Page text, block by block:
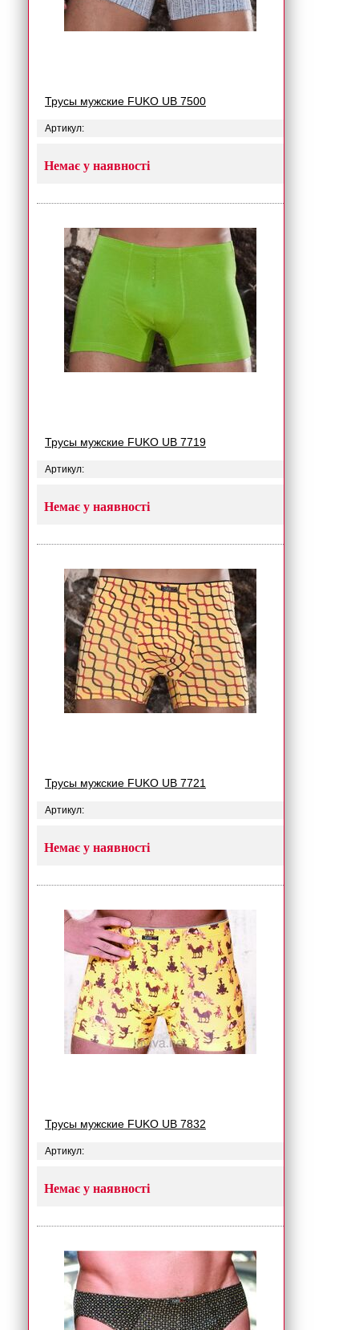
Трусы мужские FUKO UB 7500
Артикул:
Немає у наявності
Трусы мужские FUKO UB 7719
Артикул:
Немає у наявності
Трусы мужские FUKO UB 7721
Артикул:
Немає у наявності
Трусы мужские FUKO UB 7832
Артикул:
Немає у наявності